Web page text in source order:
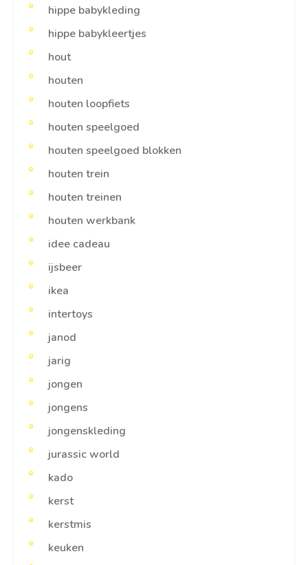
hippe babykleding
hippe babykleertjes
hout
houten
houten loopfiets
houten speelgoed
houten speelgoed blokken
houten trein
houten treinen
houten werkbank
idee cadeau
ijsbeer
ikea
intertoys
janod
jarig
jongen
jongens
jongenskleding
jurassic world
kado
kerst
kerstmis
keuken